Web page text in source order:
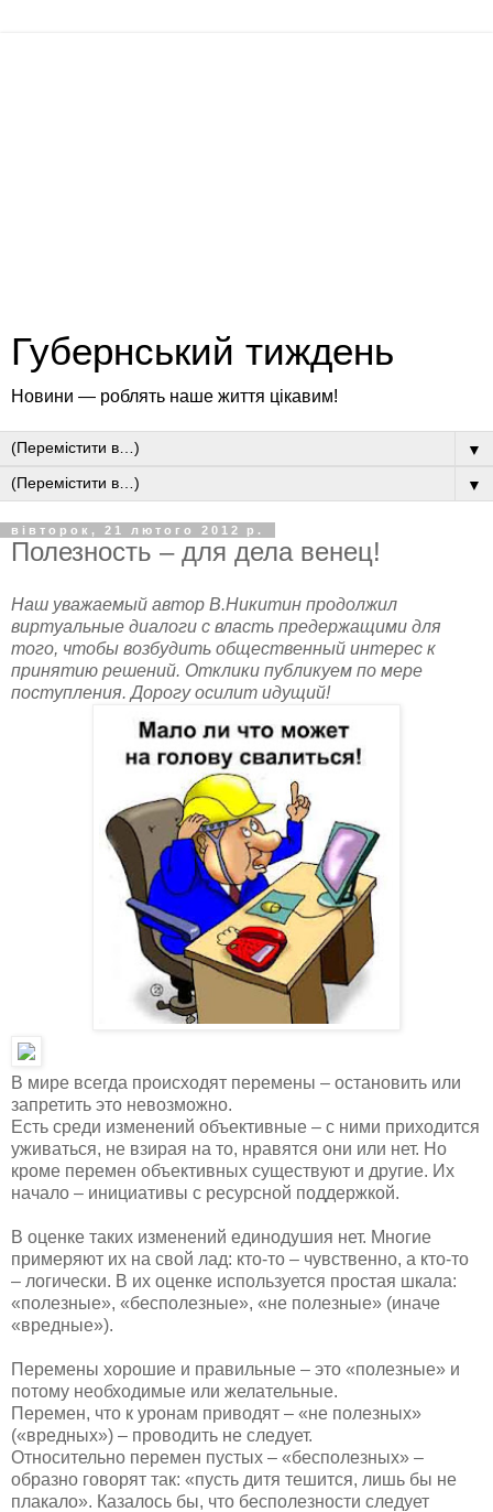
Губернський тиждень
Новини — роблять наше життя цікавим!
▼
▼
вівторок, 21 лютого 2012 р.
Полезность – для дела венец!
Наш уважаемый автор В.Никитин продолжил
виртуальные диалоги с власть предержащими для
того, чтобы возбудить общественный интерес к
принятию решений. Отклики публикуем по мере
поступления. Дорогу осилит идущий!
В мире всегда происходят перемены – остановить или
запретить это невозможно.
Есть среди изменений объективные – с ними приходится
уживаться, не взирая на то, нравятся они или нет. Но
кроме перемен объективных существуют и другие. Их
начало – инициативы с ресурсной поддержкой.
В оценке таких изменений единодушия нет. Многие
примеряют их на свой лад: кто-то – чувственно, а кто-то
– логически. В их оценке используется простая шкала:
«полезные», «бесполезные», «не полезные» (иначе
«вредные»).
Перемены хорошие и правильные – это «полезные» и
потому необходимые или желательные.
Перемен, что к уронам приводят – «не полезных»
(«вредных») – проводить не следует.
Относительно перемен пустых – «бесполезных» –
образно говорят так: «пусть дитя тешится, лишь бы не
плакало». Казалось бы, что бесполезности следует